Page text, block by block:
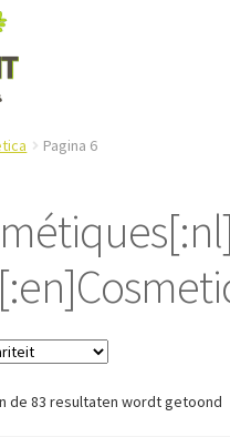
Pagina 6
de 83 resultaten wordt getoond